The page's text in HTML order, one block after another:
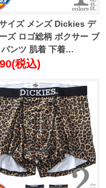
イズ メンズ Dickies デ
ズ ロゴ総柄 ボクサー ブ
パンツ 肌着 下着
税込)